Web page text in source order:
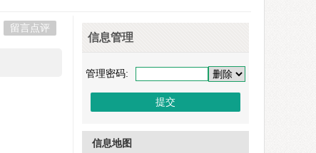
留言点评
信息管理
管理密码:
信息地图